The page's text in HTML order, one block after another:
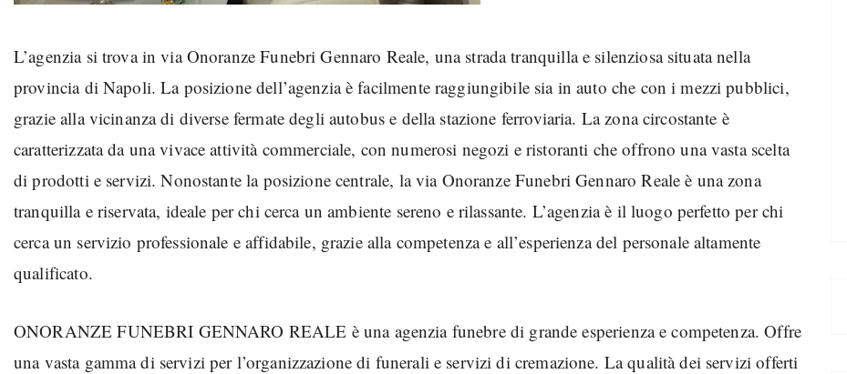
L’agenzia si trova in via Onoranze Funebri Gennaro Reale, una strada tranquilla e silenziosa situata nella
provincia di Napoli. La posizione dell’agenzia è facilmente raggiungibile sia in auto che con i mezzi pubblici,
grazie alla vicinanza di diverse fermate degli autobus e della stazione ferroviaria. La zona circostante è
caratterizzata da una vivace attività commerciale, con numerosi negozi e ristoranti che offrono una vasta scelta
di prodotti e servizi. Nonostante la posizione centrale, la via Onoranze Funebri Gennaro Reale è una zona
tranquilla e riservata, ideale per chi cerca un ambiente sereno e rilassante. L’agenzia è il luogo perfetto per chi
cerca un servizio professionale e affidabile, grazie alla competenza e all’esperienza del personale altamente
qualificato.
ONORANZE FUNEBRI GENNARO REALE è una agenzia funebre di grande esperienza e competenza. Offre
una vasta gamma di servizi per l’organizzazione di funerali e servizi di cremazione. La qualità dei servizi offerti